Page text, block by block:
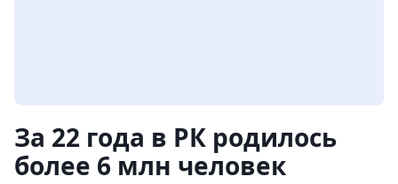
За 22 года в РК родилось
более 6 млн человек